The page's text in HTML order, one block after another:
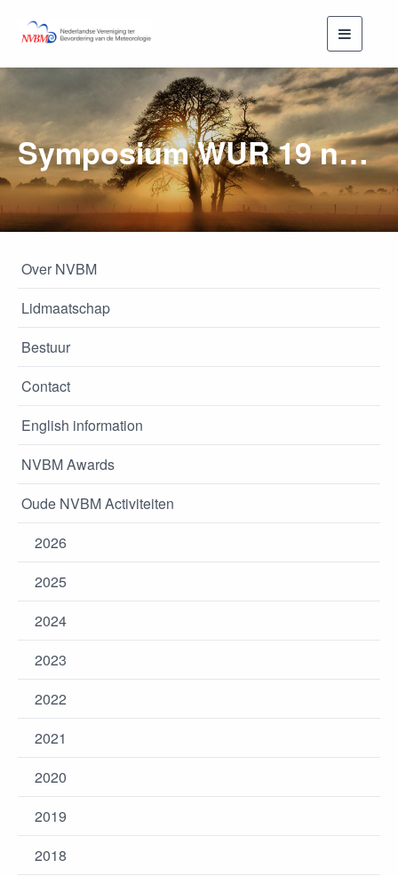
Toggle
Symposium WUR 19 november
Over NVBM
Lidmaatschap
Bestuur
Contact
English information
NVBM Awards
Oude NVBM Activiteiten
2026
2025
2024
2023
2022
2021
2020
2019
2018